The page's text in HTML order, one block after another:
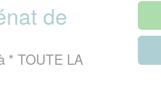
de
* TOUTE LA